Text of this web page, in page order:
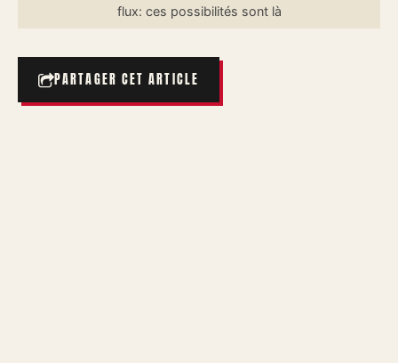
flux: ces possibilités sont là
PARTAGER CET ARTICLE